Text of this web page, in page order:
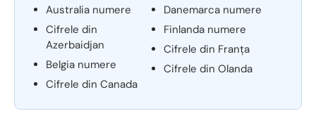
Australia numere
Cifrele din
Azerbaidjan
Belgia numere
Cifrele din Canada
Danemarca numere
Finlanda numere
Cifrele din Franța
Cifrele din Olanda